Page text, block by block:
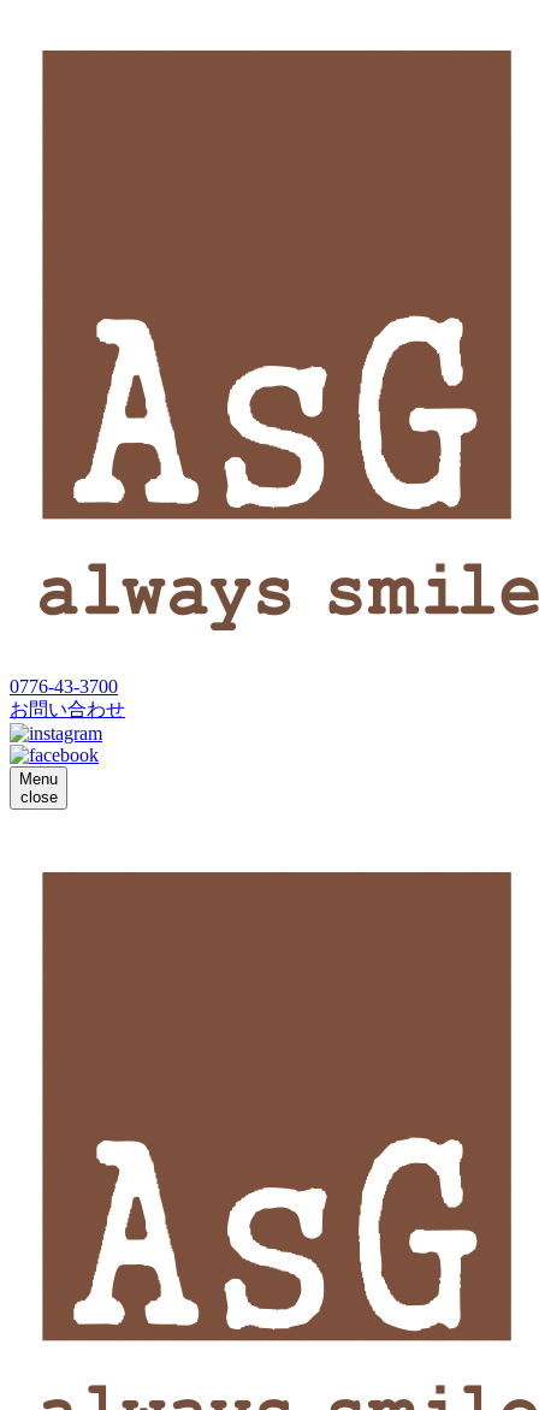
0776-43-3700
お問い合わせ
Menu
close